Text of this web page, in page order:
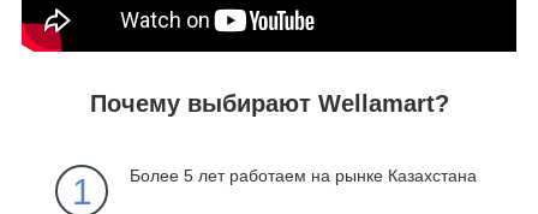
Почему выбирают Wellamart?
1 Более 5 лет работаем на рынке Казахстана